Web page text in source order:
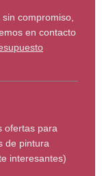
compromiso,
en contacto
ofertas para
de pintura
interesantes)